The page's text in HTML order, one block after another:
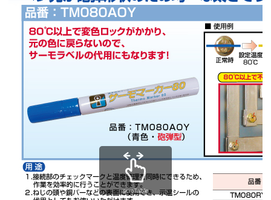
scrollable